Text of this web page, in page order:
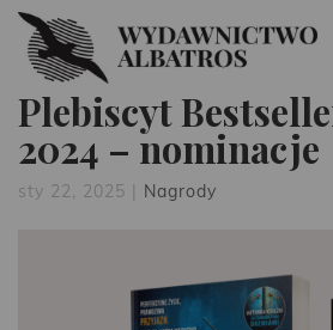
Plebiscyt
2024 – nominacje
sty 22, 2025 | Nagrody